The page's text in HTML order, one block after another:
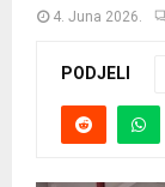
4. Juna 2026.
PODJELI